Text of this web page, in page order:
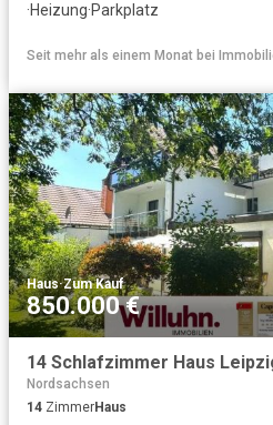
·Heizung·Parkplatz
Seit mehr als einem Monat bei
Haus·Zum Kauf
850.000 €
Nordsachsen
14 ZimmerHaus